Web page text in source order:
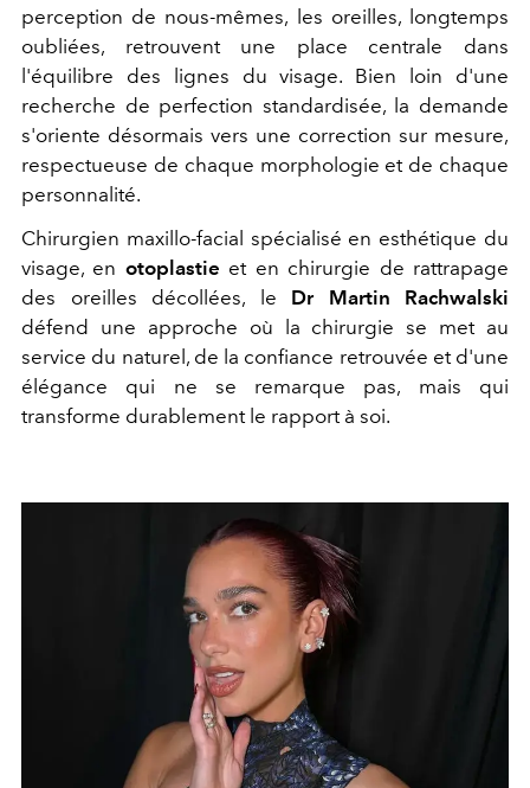
perception de nous-mêmes, les oreilles, longtemps
oubliées, retrouvent une place centrale dans
l'équilibre des lignes du visage. Bien loin d'une
recherche de perfection standardisée, la demande
s'oriente désormais vers une correction sur mesure,
respectueuse de chaque morphologie et de chaque
personnalité.
Chirurgien maxillo-facial spécialisé en esthétique du
visage, en otoplastie et en chirurgie de rattrapage
des oreilles décollées, le Dr Martin Rachwalski
défend une approche où la chirurgie se met au
service du naturel, de la confiance retrouvée et d'une
élégance qui ne se remarque pas, mais qui
transforme durablement le rapport à soi.